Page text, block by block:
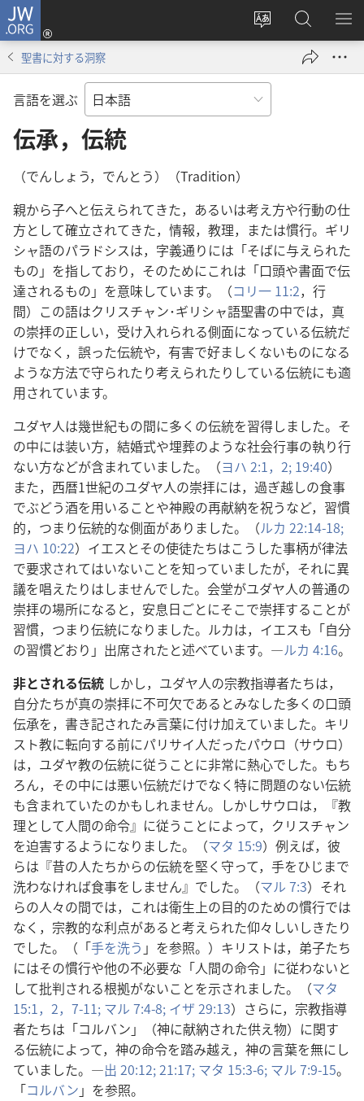
JW.ORG
サ
ト
の
言
る
ロ
グ
ン
し
開
く）
JW.ORG
の
検
メ
を
聖書に対する洞察
言語を選ぶ
伝承，伝統
（でんしょう，でんとう）（Tradition）
親から子へと伝えられてきた，あるいは考え方や行動の仕
方として確立されてきた，情報，教理，または慣行。ギリ
シャ語のパラドシスは，字義通りには「そばに与えられた
もの」を指しており，そのためにこれは「口頭や書面で伝
達されるもの」を意味しています。（コリ一 11:2，行
間）この語はクリスチャン･ギリシャ語聖書の中では，真
の崇拝の正しい，受け入れられる側面になっている伝統だ
けでなく，誤った伝統や，有害で好ましくないものになる
ような方法で守られたり考えられたりしている伝統にも適
用されています。
ユダヤ人は幾世紀もの間に多くの伝統を習得しました。そ
の中には装い方，結婚式や埋葬のような社会行事の執り行
ない方などが含まれていました。（ヨハ 2:1，2; 19:40）
また，西暦1世紀のユダヤ人の崇拝には，過ぎ越しの食事
でぶどう酒を用いることや神殿の再献納を祝うなど，習慣
的，つまり伝統的な側面がありました。（ルカ 22:14-18;
ヨハ 10:22）イエスとその使徒たちはこうした事柄が律法
で要求されてはいないことを知っていましたが，それに異
議を唱えたりはしませんでした。会堂がユダヤ人の普通の
崇拝の場所になると，安息日ごとにそこで崇拝することが
習慣，つまり伝統になりました。ルカは，イエスも「自分
の習慣どおり」出席されたと述べています。―ルカ 4:16。
非とされる伝統 しかし，ユダヤ人の宗教指導者たちは，
自分たちが真の崇拝に不可欠であるとみなした多くの口頭
伝承を，書き記されたみ言葉に付け加えていました。キリ
スト教に転向する前にパリサイ人だったパウロ（サウロ）
は，ユダヤ教の伝統に従うことに非常に熱心でした。もち
ろん，その中には悪い伝統だけでなく特に問題のない伝統
も含まれていたのかもしれません。しかしサウロは，『教
理として人間の命令』に従うことによって，クリスチャン
を迫害するようになりました。（マタ 15:9）例えば，彼
らは『昔の人たちからの伝統を堅く守って，手をひじまで
洗わなければ食事をしません』でした。（マル 7:3）それ
らの人々の間では，これは衛生上の目的のための慣行では
なく，宗教的な利点があると考えられた仰々しいしきたり
でした。（「手を洗う 」を参照。）キリストは，弟子たち
にはその慣行や他の不必要な「人間の命令」に従わないと
して批判される根拠がないことを示されました。（マタ
15:1，2， 7-11; マル 7:4-8; イザ 29:13）さらに，宗教指導
者たちは「コルバン」（神に献納された供え物）に関す
る伝統によって，神の命令を踏み越え，神の言葉を無にし
ていました。―出 20:12;21:17; マタ 15:3-6; マル 7:9-15。
「コルバン 」を参照。